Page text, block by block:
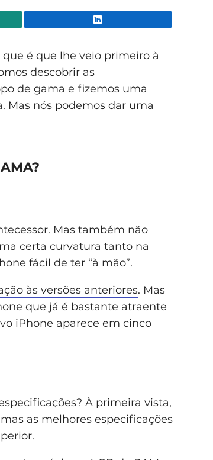
é que lhe veio primeiro à
descobrir as
de gama e fizemos uma
Mas nós podemos dar uma
Mas também não
certa curvatura tanto na
fácil de ter “à mão”.
às versões anteriores. Mas
que já é bastante atraente
iPhone aparece em cinco
À primeira vista,
as melhores especificações